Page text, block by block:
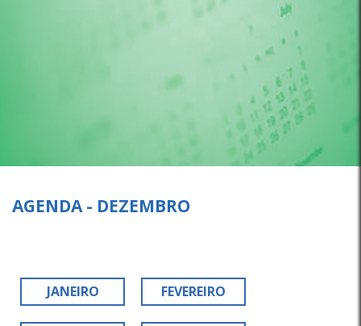
AGENDA - DEZEMBRO
JANEIRO FEVEREIRO